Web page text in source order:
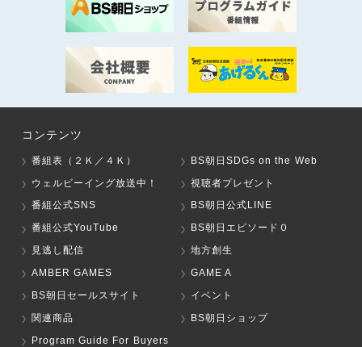
コンテンツ
番組表（２Ｋ／４Ｋ）
BS朝日SDGs on the Web
ウェルビーイング放送中！
視聴者プレゼント
番組公式SNS
BS朝日公式LINE
番組公式YouTube
BS朝日エピソード０
見逃し配信
地方創生
AMBER GAMES
GAME A
BS朝日セールスサイト
イベント
関連商品
BS朝日ショップ
Program Guide For Buyers